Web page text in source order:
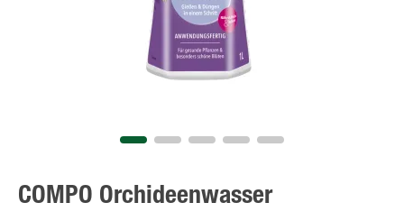
COMPO Orchideenwasser